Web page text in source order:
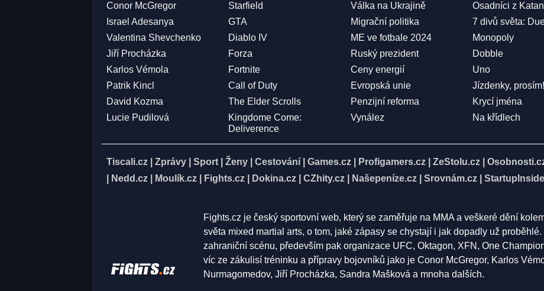
Conor McGregor
Israel Adesanya
Valentina Shevchenko
Jiří Procházka
Karlos Vémola
Patrik Kincl
David Kozma
Lucie Pudilová
Starfield
GTA
Diablo IV
Forza
Fortnite
Call of Duty
The Elder Scrolls
Kingdome Come:
Deliverence
Válka na Ukrajině
Migrační politika
ME ve fotbale 2024
Ruský prezident
Ceny energií
Evropská unie
Penzijní reforma
Vynález
Osadníci z
7 divů světa:
Monopoly
Dobble
Uno
Jízdenky, prosím!
Krycí jména
Na křídlech
Tiscali.cz Zprávy Sport Ženy Cestování Games.cz Profigamers.cz ZeStolu.cz
Nedd.cz Moulík.cz Fights.cz Dokina.cz CZhity.cz Našepeníze.cz Srovnám.cz
Fights.cz je český sportovní web, který se zaměřuje na MMA a veškeré dění
světa mixed martial arts, o tom, jaké zápasy se chystají i jak dopadly už
zahraniční scénu, především pak organizace UFC, Oktagon, XFN, One
víc ze zákulisí tréninku a přípravy bojovníků jako je Conor McGregor, Karlos
Nurmagomedov, Jiří Procházka, Sandra Mašková a mnoha dalších.